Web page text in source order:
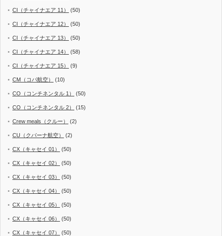
CI（チャイナエア 11） (50)
CI（チャイナエア 12） (50)
CI（チャイナエア 13） (50)
CI（チャイナエア 14） (58)
CI（チャイナエア 15） (9)
CM（コパ航空） (10)
CO（コンチネンタル 1） (50)
CO（コンチネンタル 2） (15)
Crew meals（クルー） (2)
CU（クバーナ航空） (2)
CX（キャセイ 01） (50)
CX（キャセイ 02） (50)
CX（キャセイ 03） (50)
CX（キャセイ 04） (50)
CX（キャセイ 05） (50)
CX（キャセイ 06） (50)
CX（キャセイ 07） (50)